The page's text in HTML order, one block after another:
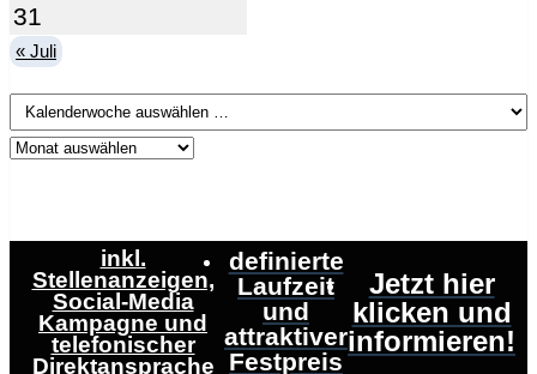
31
« Juli
inkl.
Stellenanzeigen,
Social-Media
Kampagne und
telefonischer
Direktansprache
definierte
Laufzeit
und
attraktiver
Festpreis
Jetzt hier
klicken und
informieren!